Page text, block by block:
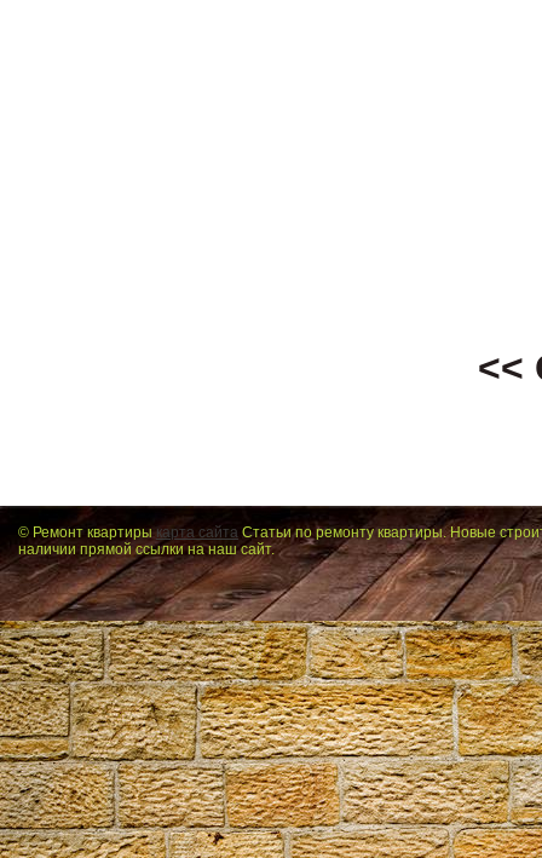
<<
© Ремонт квартирыкарта сайта Статьи по ремонту квартиры. Новые
наличии прямой ссылки на наш сайт.